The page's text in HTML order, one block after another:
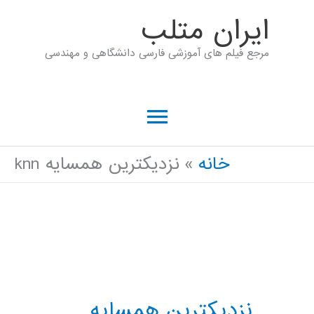
ايران متلب
مرجع فیلم های آموزشی فارسی دانشگاهی و مهندسی
فهرست
اصلی
خانه نزدیکترین همسایه knn